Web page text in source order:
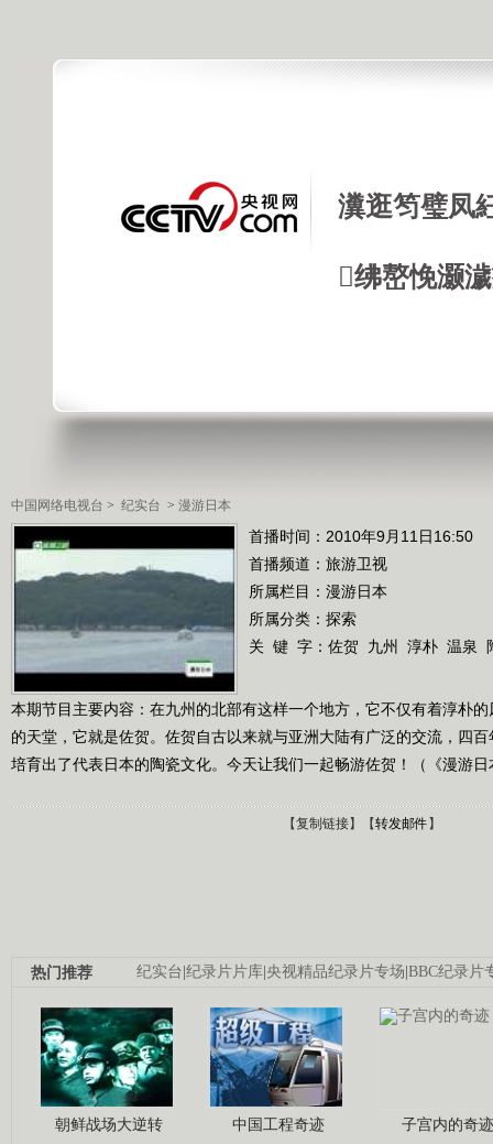
瀵逛笉璧凤
绋嶅悗灏
中国网络电视台 > 纪实台 > 漫游日本
首播时间：2010年9月11日16:50
首播频道： 旅游卫视
所属栏目： 漫游日本
所属分类：探索
关 键 字： 佐贺 九州 淳朴 温泉
本期节目主要内容：在九州的北部有这样一个地方，它不仅有着淳朴
的天堂，它就是佐贺。佐贺自古以来就与亚洲大陆有广泛的交流，四
培育出了代表日本的陶瓷文化。今天让我们一起畅游佐贺！（《漫游
【复制链接】【转发邮件】
纪实台|纪录片片库|央视精品纪录片专场|BBC纪录片
热门推荐
朝鲜战场大逆转 中国工程奇迹 子宫内的奇迹